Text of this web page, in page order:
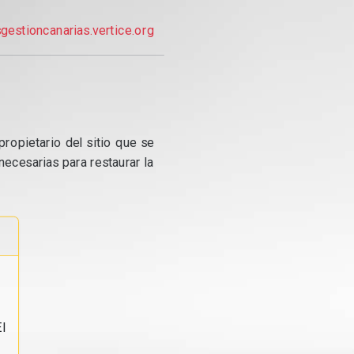
del sitio que se
para restaurar la